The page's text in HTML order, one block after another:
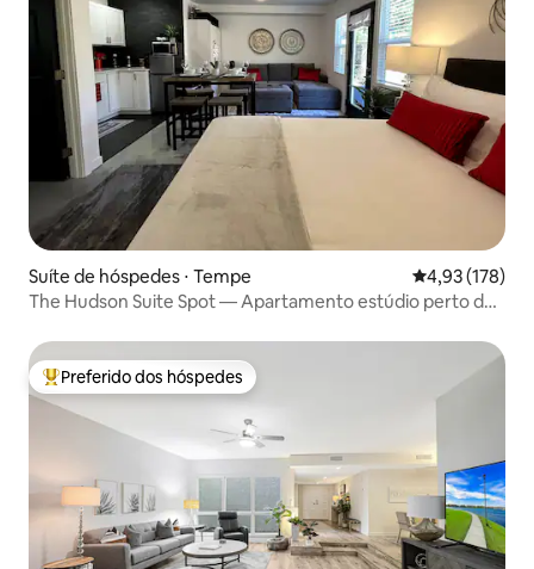
Suíte de hóspedes ⋅ Tempe 4,93 de uma
4,93 (178)
The Hudson Suite Spot — Apartamento estúdio perto da
Entre os melhores preferidos dos hóspedes
Preferido dos hóspedes